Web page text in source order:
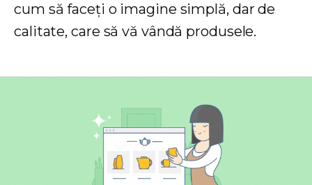
cum să faceți o imagine simplă, dar de
calitate, care să vă vândă produsele.